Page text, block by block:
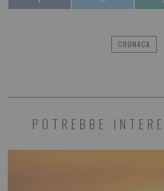
CRONACA
POTREBBE